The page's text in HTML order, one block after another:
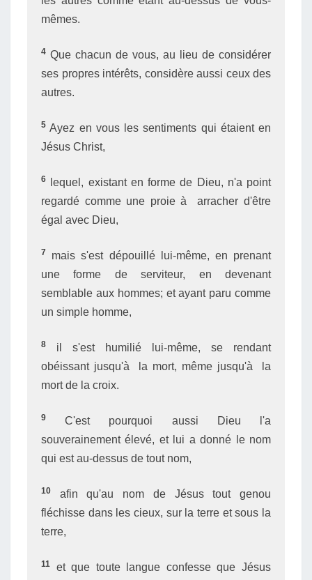
mêmes.
4 Que chacun de vous, au lieu de considérer
ses propres intérêts, considère aussi ceux des
autres.
5 Ayez en vous les sentiments qui étaient en
Jésus Christ,
6
lequel, existant en forme de Dieu, n'a point
regardé comme une proie à arracher d'être
égal avec Dieu,
7
mais s'est dépouillé lui-même, en prenant
une forme de serviteur, en devenant
semblable aux hommes; et ayant paru comme
un simple homme,
8
il s'est humilié lui-même, se rendant
obéissant jusqu'à la mort, même jusqu'à la
mort de la croix.
9
C'est pourquoi aussi Dieu l'a
souverainement élevé, et lui a donné le nom
qui est au-dessus de tout nom,
10
afin qu'au nom de Jésus tout genou
fléchisse dans les cieux, sur la terre et sous la
terre,
11 et que toute langue confesse que Jésus